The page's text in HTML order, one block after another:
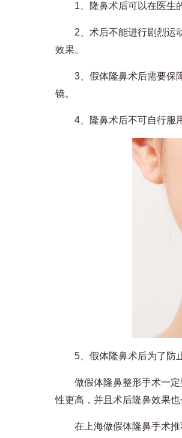
1、隆鼻术后可以在医生的
2、术后不能进行剧烈运动
效果。
3、假体隆鼻术后需要保障
镜。
4、隆鼻术后不可自行服用
5、假体隆鼻术后为了防止
做假体隆鼻整形手术一定
性更高，并且术后隆鼻效果
在上海做假体隆鼻手术推